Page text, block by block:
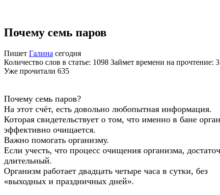
Почему семь паров
Пишет Галина сегодня
Количество слов в статье: 1098 Займет времени на прочтение:
Уже прочитали 635
Почему семь паров?
На этот счёт, есть довольно любопытная информация.
Которая свидетельствует о том, что именно в бане
эффективно очищается.
Важно помогать организму.
Если учесть, что процесс очищения организма,
длительный.
Организм работает двадцать четыре часа в сутки, без
«выходных и праздничных дней».